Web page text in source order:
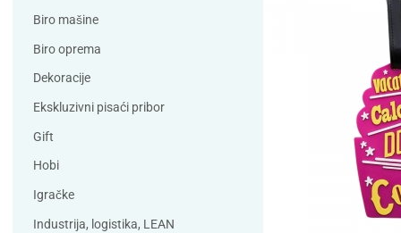
Artoz
Bene
Bordlite
Carand'ache
Cleanrange
Debatin
Duracell
Biro mašine
Biro oprema
Dekoracije
Ekskluzivni pisaći pribor
Gift
Hobi
Igračke
Industrija, logistika, LEAN